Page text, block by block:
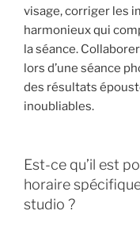
visage, corriger les
harmonieux qui
la séance.
lors d’une séance
des résultats
inoubliables.
Est-ce qu’il est
horaire
studio ?